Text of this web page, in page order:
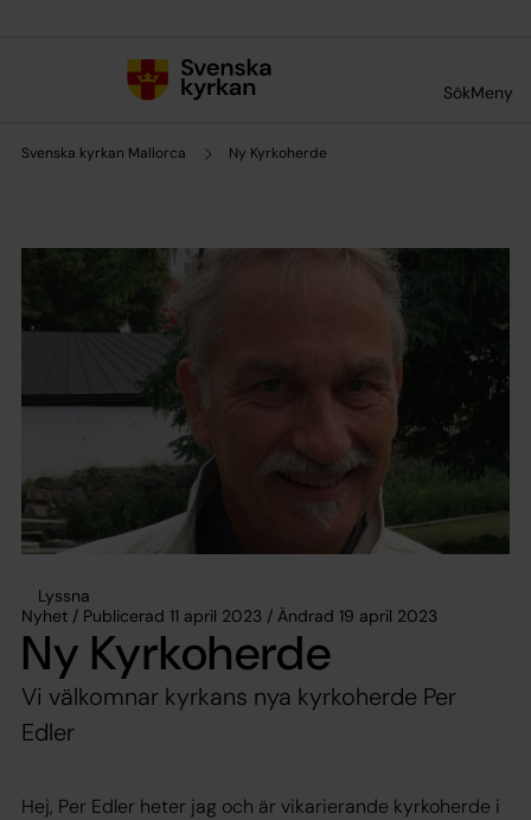
SökMeny
Svenska kyrkan Mallorca Ny Kyrkoherde
Lyssna
Nyhet / Publicerad 11 april 2023 / Ändrad 19 april 2023
Ny Kyrkoherde
Vi välkomnar kyrkans nya kyrkoherde Per
Edler
Hej, Per Edler heter jag och är vikarierande kyrkoherde i